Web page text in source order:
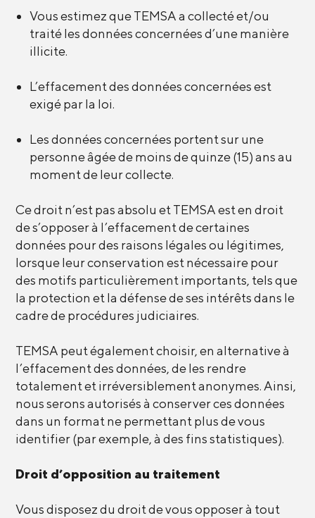
Vous estimez que TEMSA a collecté et/ou
traité les données concernées d’une manière
illicite.
L’effacement des données concernées est
exigé par la loi.
Les données concernées portent sur une
personne âgée de moins de quinze (15) ans au
moment de leur collecte.
Ce droit n’est pas absolu et TEMSA est en droit
de s’opposer à l’effacement de certaines
données pour des raisons légales ou légitimes,
lorsque leur conservation est nécessaire pour
des motifs particulièrement importants, tels que
la protection et la défense de ses intérêts dans le
cadre de procédures judiciaires.
TEMSA peut également choisir, en alternative à
l’effacement des données, de les rendre
totalement et irréversiblement anonymes. Ainsi,
nous serons autorisés à conserver ces données
dans un format ne permettant plus de vous
identifier (par exemple, à des fins statistiques).
Droit d’opposition au traitement
Vous disposez du droit de vous opposer à tout